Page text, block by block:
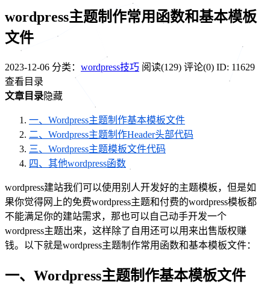
wordpress主题制作常用函数和基本模板
文件
2023-12-06 分类： wordpress技巧 阅读(129) 评论(0) ID: 11629
查看目录
文章目录隐藏
一、Wordpress主题制作基本模板文件
二、Wordpress主题制作Header头部代码
三、Wordpress主题模板文件代码
四、其他wordpress函数
wordpress建站我们可以使用别人开发好的主题模板，但是如
果你觉得网上的免费wordpress主题和付费的wordpress模板都
不能满足你的建站需求，那也可以自己动手开发一个
wordpress主题出来，这样除了自用还可以用来出售版权赚
钱。以下就是wordpress主题制作常用函数和基本模板文件：
一、Wordpress主题制作基本模板文件